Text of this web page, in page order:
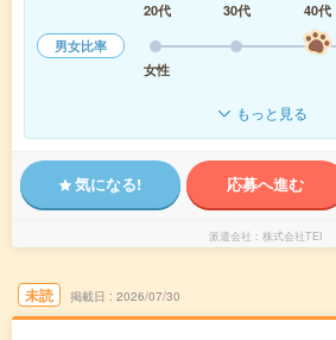
20代
30代 40代
男女比率
女性
もっと見る
気になる! 応募へ進む
派遣会社 株式会社TEI
未読 掲載日 2026/07/30